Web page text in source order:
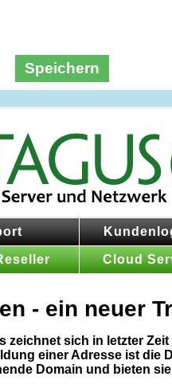
Speichern
Cloud
- ein neuer
zeichnet sich in letzter
einer Adresse ist die
Domain und bieten